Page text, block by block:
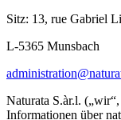
Sitz: 13, rue Gabriel
L-5365 Munsbach
Naturata S.àr.l.
Informationen über